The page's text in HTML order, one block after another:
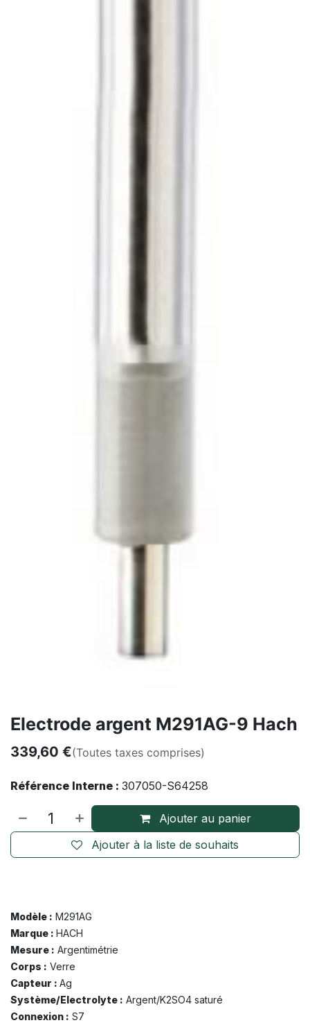
Electrode argent M291AG-9 Hach
339,60 €(Toutes taxes comprises)
Référence Interne : 307050-S64258
Ajouter au panier
Ajouter à la liste de souhaits
Modèle : M291AG
Marque : HACH
Mesure : Argentimétrie
Corps : Verre
Capteur : Ag
Système/Electrolyte : Argent/K2SO4 saturé
Connexion : S7